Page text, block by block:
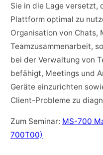
Sie in die Lage versetzt,
Plattform optimal zu
Organisation von Chats,
Teamzusammenarbeit,
bei der Verwaltung von
befähigt, Meetings und
Geräte einzurichten
Client-Probleme zu
Zum Seminar: MS-700
700T00)